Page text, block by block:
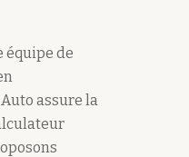
équipe de
assure la